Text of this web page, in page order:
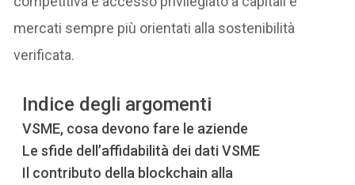
mercati sempre più orientati alla sostenibilità
verificata.
Indice degli argomenti
VSME, cosa devono fare le aziende
Le sfide dell’affidabilità dei dati VSME
Il contributo della blockchain alla